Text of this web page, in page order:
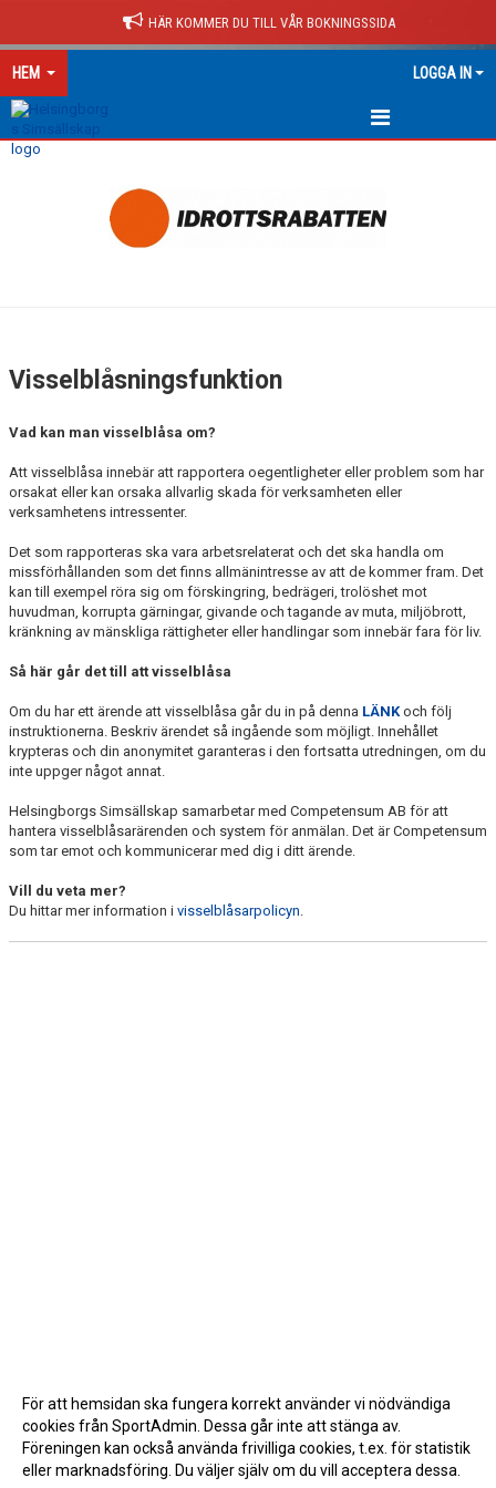
HÄR KOMMER DU TILL VÅR BOKNINGSSIDA
HEM LOGGA IN
HEM
VÄRDEGRUND & POLICIES
VISSELBLÅSNINGSFUNKTION
VERKSAMHETSBERÄTTELSE
GDPR
Visselblåsningsfunktion
Vad kan man visselblåsa om?
Att visselblåsa innebär att rapportera oegentligheter eller problem som har
orsakat eller kan orsaka allvarlig skada för verksamheten eller
verksamhetens intressenter.
Det som rapporteras ska vara arbetsrelaterat och det ska handla om
missförhållanden som det finns allmänintresse av att de kommer fram. Det
kan till exempel röra sig om förskingring, bedrägeri, trolöshet mot
huvudman, korrupta gärningar, givande och tagande av muta, miljöbrott,
kränkning av mänskliga rättigheter eller handlingar som innebär fara för liv.
Så här går det till att visselblåsa
Om du har ett ärende att visselblåsa går du in på denna LÄNKoch följ
instruktionerna. Beskriv ärendet så ingående som möjligt. Innehållet
krypteras och din anonymitet garanteras i den fortsatta utredningen, om du
inte uppger något annat.
Helsingborgs Simsällskap samarbetar med Competensum AB för att
hantera visselblåsarärenden och system för anmälan. Det är Competensum
som tar emot och kommunicerar med dig i ditt ärende.
Vill du veta mer?
Du hittar mer information i visselblåsarpolicyn.
För att hemsidan ska fungera korrekt använder vi nödvändiga
cookies från SportAdmin. Dessa går inte att stänga av.
Föreningen kan också använda frivilliga cookies, t.ex. för statistik
eller marknadsföring. Du väljer själv om du vill acceptera dessa.